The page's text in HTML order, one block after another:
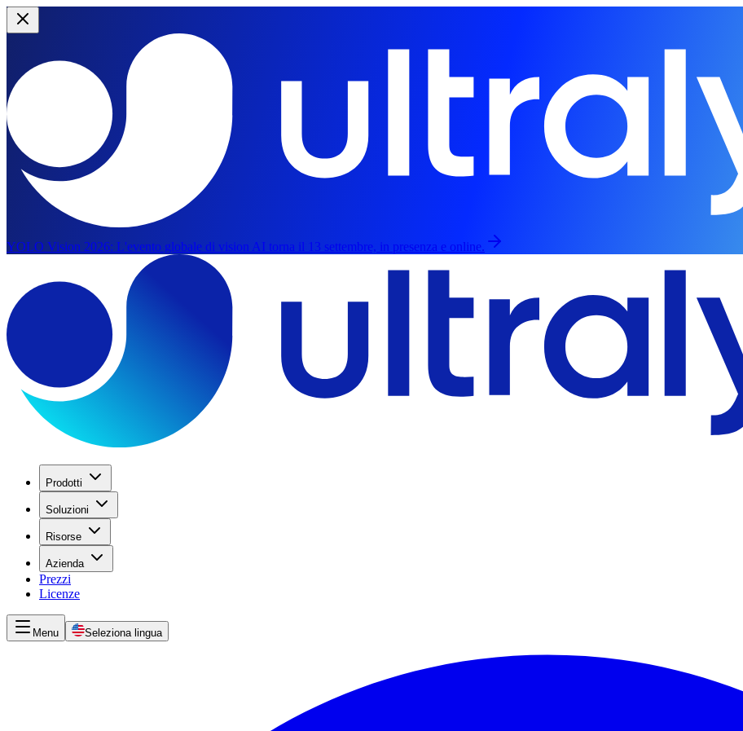
YOLO Vision 2026: L'evento globale di vision AI torna il 13 settembre, in presenza e online.
Prodotti
Soluzioni
Risorse
Azienda
Prezzi
Licenze
Menu Seleziona lingua